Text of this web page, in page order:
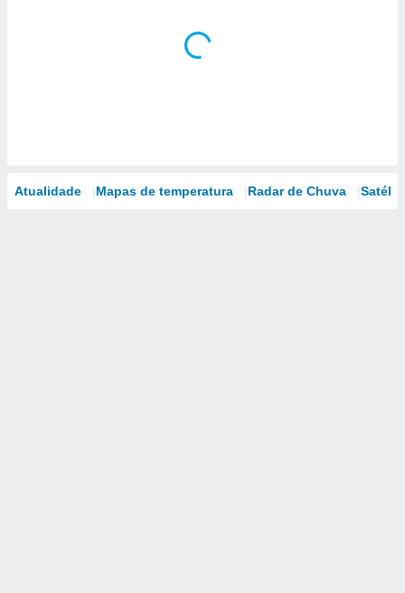
Atualidade Mapas de temperatura Radar de Chuva